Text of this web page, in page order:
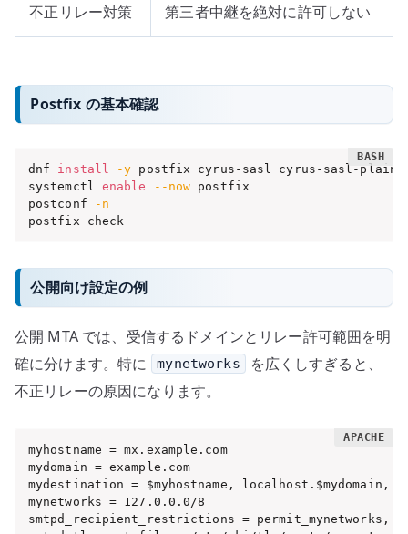
不正リレー対策 第三者中継を絶対に許可しない
Postfix の基本確認
dnf install -y postfix cyrus-sasl cyrus-sasl-plain
systemctl enable --now postfix
postconf
-n
postfix check
公開向け設定の例
公開 MTA では、受信するドメインとリレー許可範囲を明
確に分けます。特に
mynetworks
を広くしすぎると、
不正リレーの原因になります。
myhostname = mx.example.com
mydomain = example.com
mydestination = $myhostname, localhost.$mydomain,
mynetworks = 127.0.0.0/8
smtpd_recipient_restrictions = permit_mynetworks,